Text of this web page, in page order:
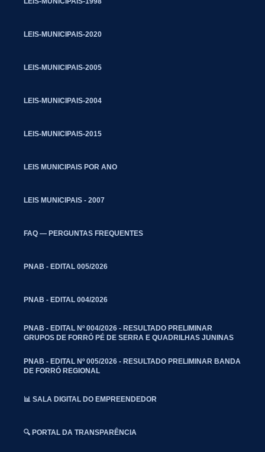
LEIS-MUNICIPAIS-2020
LEIS-MUNICIPAIS-2005
LEIS-MUNICIPAIS-2004
LEIS-MUNICIPAIS-2015
LEIS MUNICIPAIS POR ANO
LEIS MUNICIPAIS - 2007
FAQ — PERGUNTAS FREQUENTES
PNAB - EDITAL 005/2026
PNAB - EDITAL 004/2026
PNAB - EDITAL Nº 004/2026 - RESULTADO PRELIMINAR
GRUPOS DE FORRÓ PÉ DE SERRA E QUADRILHAS JUNINAS
PNAB - EDITAL Nº 005/2026 - RESULTADO PRELIMINAR BANDA
DE FORRÓ REGIONAL
📊 SALA DIGITAL DO EMPREENDEDOR
🔍 PORTAL DA TRANSPARÊNCIA